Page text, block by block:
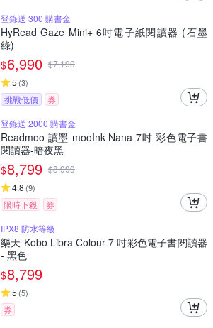
登錄送 300 購書金
HyRead Gaze Mini+ 6吋電子紙閱讀器 (石墨
綠)
$6,990 $7,190
5 (3)
挑戰低價
券
登錄送 2000 購書金
Readmoo 讀墨 mooInk Nana 7吋 彩色電子書
閱讀器-暗夜黑
$8,799 $8,999
4.8 (9)
限時下殺
券
IPX8 防水等級
樂天 Kobo Libra Colour 7 吋彩色電子書閱讀器
- 黑色
$8,799
5 (5)
券